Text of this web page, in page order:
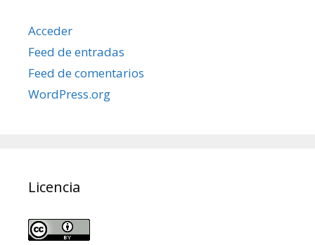
Acceder
Feed de entradas
Feed de comentarios
WordPress.org
Licencia